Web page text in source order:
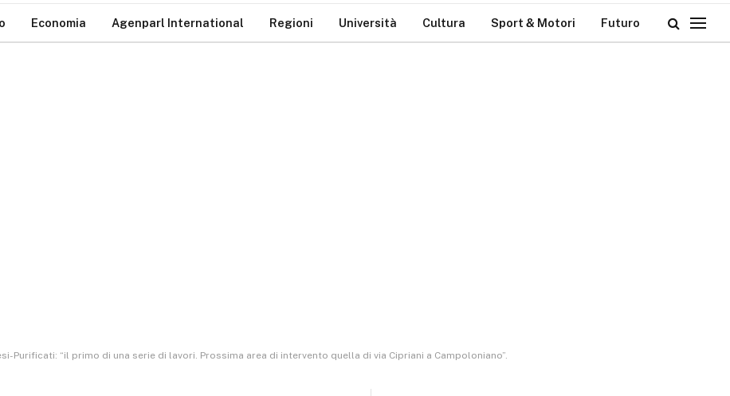
Economia Agenparl International Regioni Università Cultura Sport & Motori Futuro
Purificati: “il primo di una serie di lavori. Prossima area di intervento quella di via Cipriani a Campoloniano”.